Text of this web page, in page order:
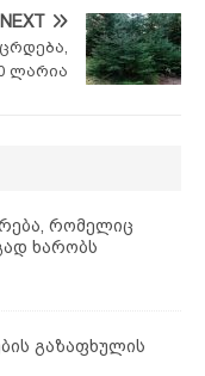
NEXT
ლარია
რომელიც
ხარობს
გაზაფხულის